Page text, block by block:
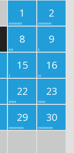
1
2
8
9
15
16
22
23
29
30